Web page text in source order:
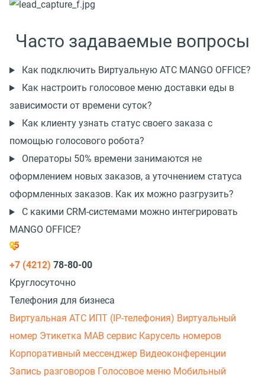
Часто задаваемые вопросы
Как подключить Виртуальную АТС MANGO OFFICE?
Как настроить голосовое меню доставки еды в
зависимости от времени суток?
Как клиенту узнать статус своего заказа с
помощью голосового робота?
Операторы 50% времени занимаются не
оформлением новых заказов, а уточнением статуса
оформленных заказов. Как их можно разгрузить?
С какими CRM-системами можно интегрировать
MANGO OFFICE?
+7 (4212) 78-80-00
Круглосуточно
Телефония для бизнеса
Виртуальная АТС ИПТ (IP-телефония) Виртуальный
номер Этикетка МАВ сервис Карусель номеров
Корпоративный мессенджер Видеоконференции
Запись разговоров Голосовое меню Мобильный